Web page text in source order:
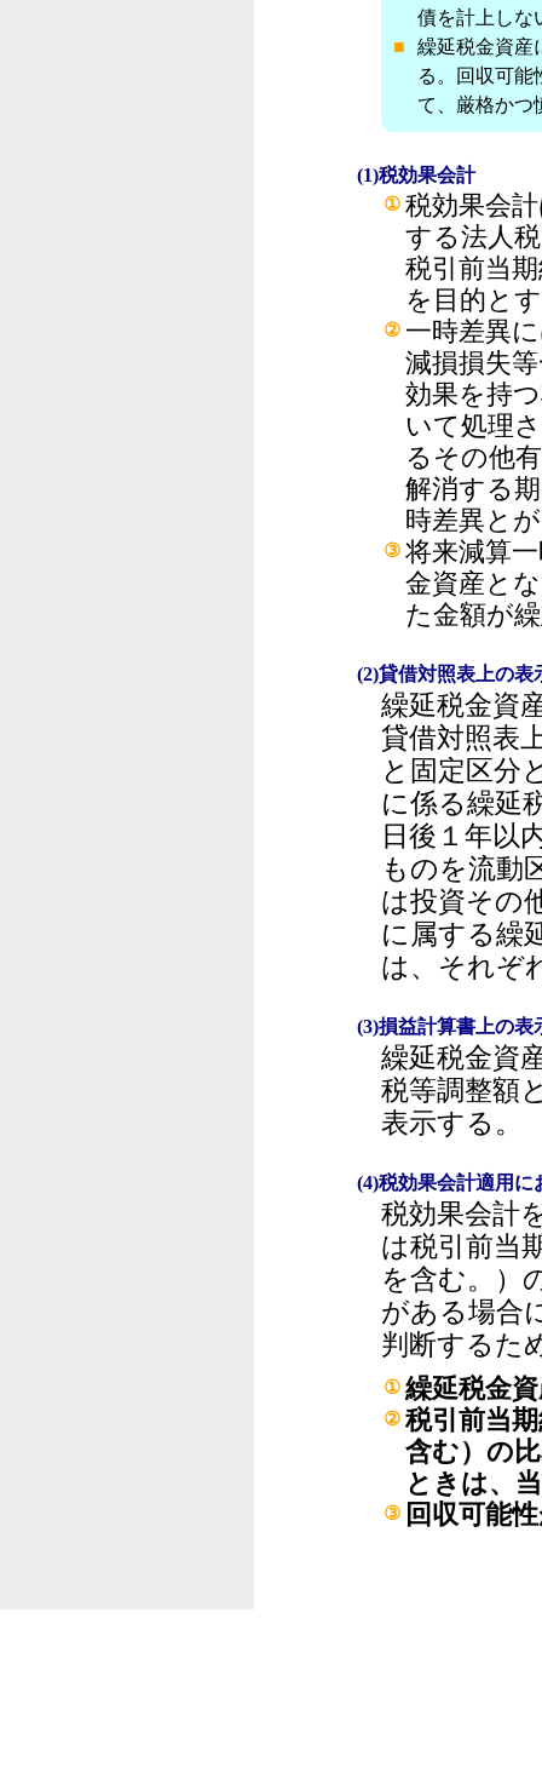
債を計上しな
■
繰延税金資産
る。回収可能
て、厳格かつ
(1)税効果会計
① 税効果会
する法人
税引前当
を目的と
② 一時差異
減損損失
効果を持
いて処理
るその他
解消する
時差異と
③ 将来減算
金資産と
た金額が
(2)貸借対照表上の表
繰延税金資
貸借対照表
と固定区分
に係る繰延
日後１年以
ものを流動
は投資その
に属する繰
は、それぞ
(3)損益計算書上の表
繰延税金資
税等調整額
表示する。
(4)税効果会計適用に
税効果会計
は税引前当
を含む。）
がある場合
判断するた
① 繰延税金
② 税引前当
含む）の
ときは、
③ 回収可能